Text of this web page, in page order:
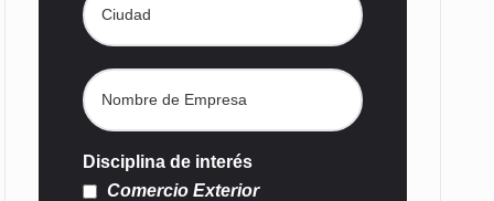
Disciplina de interés
Comercio Exterior